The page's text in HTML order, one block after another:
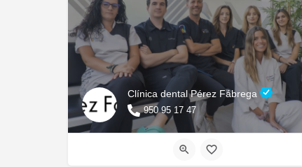
Clínica dental Pérez Fábrega
950 95 17 47